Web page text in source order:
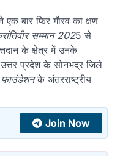
बार फिर गौरव का क्षण
सम्मान 2025 से
के क्षेत्र में उनके
प्रदेश के सोनभद्र जिले
फाउंडेशनके अंतरराष्ट्रीय
Join Now